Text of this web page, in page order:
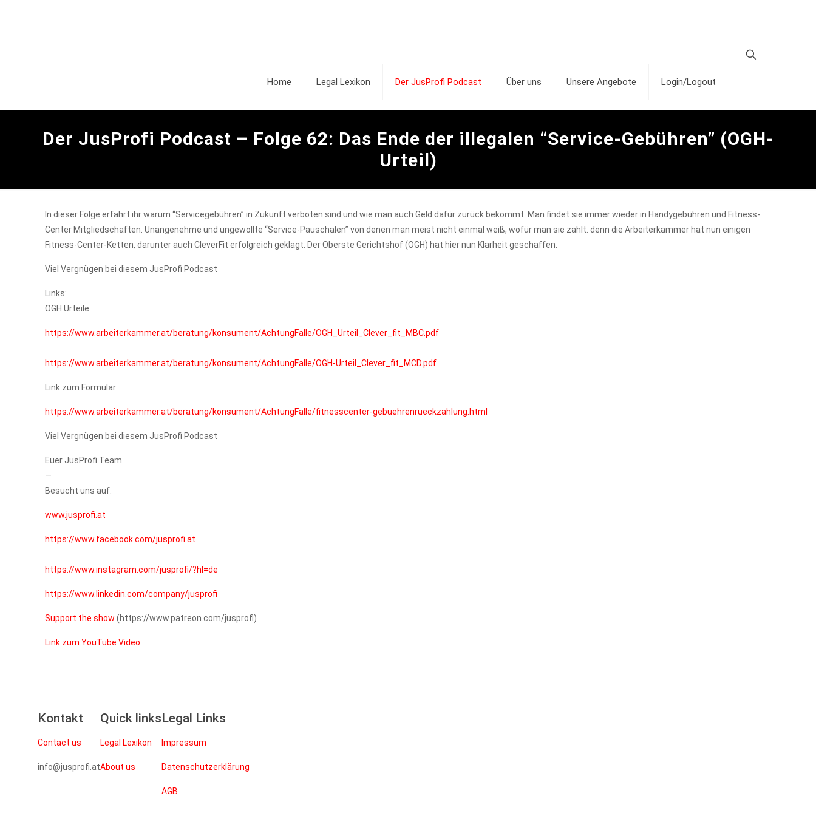
Home Legal Lexikon Der JusProfi Podcast Über uns Unsere Angebote Login/Logout
Der JusProfi Podcast – Folge 62: Das Ende der illegalen “Service-Gebühren” (OGH-
Urteil)
In dieser Folge erfahrt ihr warum “Servicegebühren” in Zukunft verboten sind und wie man auch Geld dafür zurück bekommt. Man findet sie immer wieder in Handygebühren und Fitness-
Center Mitgliedschaften. Unangenehme und ungewollte “Service-Pauschalen” von denen man meist nicht einmal weiß, wofür man sie zahlt. denn die Arbeiterkammer hat nun einigen
Fitness-Center-Ketten, darunter auch CleverFit erfolgreich geklagt. Der Oberste Gerichtshof (OGH) hat hier nun Klarheit geschaffen.
Viel Vergnügen bei diesem JusProfi Podcast
Links:
OGH Urteile:
https://www.arbeiterkammer.at/beratung/konsument/AchtungFalle/OGH_Urteil_Clever_fit_MBC.pdf
https://www.arbeiterkammer.at/beratung/konsument/AchtungFalle/OGH-Urteil_Clever_fit_MCD.pdf
Link zum Formular:
https://www.arbeiterkammer.at/beratung/konsument/AchtungFalle/fitnesscenter-gebuehrenrueckzahlung.html
Viel Vergnügen bei diesem JusProfi Podcast
Euer JusProfi Team
—
Besucht uns auf:
www.jusprofi.at
https://www.facebook.com/jusprofi.at
https://www.instagram.com/jusprofi/?hl=de
https://www.linkedin.com/company/jusprofi
Support the show (https://www.patreon.com/jusprofi)
Link zum YouTube Video
Kontakt
Contact us
info@jusprofi.at
Quick links
Legal Lexikon
About us
Legal Links
Impressum
Datenschutzerklärung
AGB